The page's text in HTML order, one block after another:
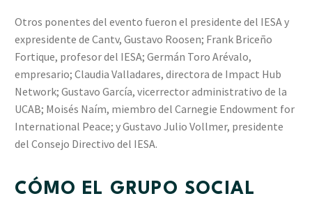
Otros ponentes del evento fueron el presidente del IESA y
expresidente de Cantv, Gustavo Roosen; Frank Briceño
Fortique, profesor del IESA; Germán Toro Arévalo,
empresario; Claudia Valladares, directora de Impact Hub
Network; Gustavo García, vicerrector administrativo de la
UCAB; Moisés Naím, miembro del Carnegie Endowment for
International Peace; y Gustavo Julio Vollmer, presidente
del Consejo Directivo del IESA.
CÓMO EL GRUPO SOCIAL